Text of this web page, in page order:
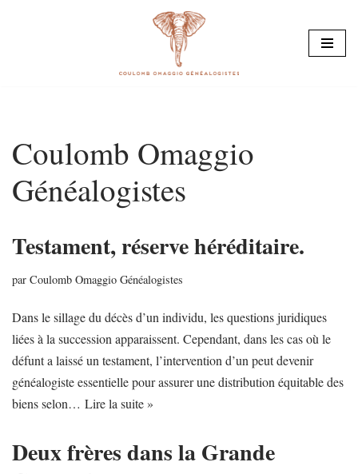
Coulomb Omaggio
Généalogistes
Testament, réserve héréditaire.
par Coulomb Omaggio Généalogistes
Dans le sillage du décès d’un individu, les questions juridiques
liées à la succession apparaissent. Cependant, dans les cas où le
défunt a laissé un testament, l’intervention d’un peut devenir
généalogiste essentielle pour assurer une distribution équitable des
biens selon… Lire la suite »
Deux frères dans la Grande